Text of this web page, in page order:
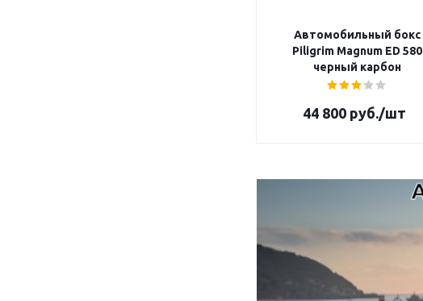
Автомобильный бокс
Piligrim Magnum ED 580
черный карбон
44 800 руб./шт